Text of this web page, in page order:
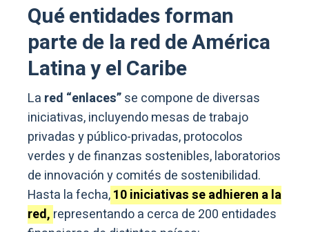
Qué entidades forman
parte de la red de América
Latina y el Caribe
La red “enlaces”se compone de diversas
iniciativas, incluyendo mesas de trabajo
privadas y público-privadas, protocolos
verdes y de finanzas sostenibles, laboratorios
de innovación y comités de sostenibilidad.
Hasta la fecha,10 iniciativas se adhieren a la
red, representando a cerca de 200 entidades